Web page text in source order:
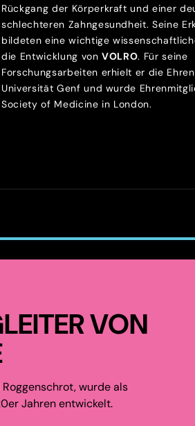
Rückgang der Körperkraft und einer
schlechteren Zahngesundheit. Seine
bildeten eine wichtige
die Entwicklung vonVOLRO. Für seine
Forschungsarbeiten erhielt er die
Universität Genf und wurde
Society of Medicine in London.
VON
Roggenschrot, wurde als
Jahren entwickelt.